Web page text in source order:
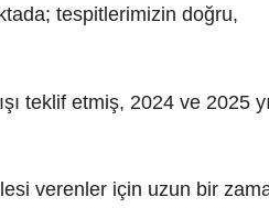
tespitlerimizin doğru,
teklif etmiş, 2024 ve 2025
verenler için uzun bir